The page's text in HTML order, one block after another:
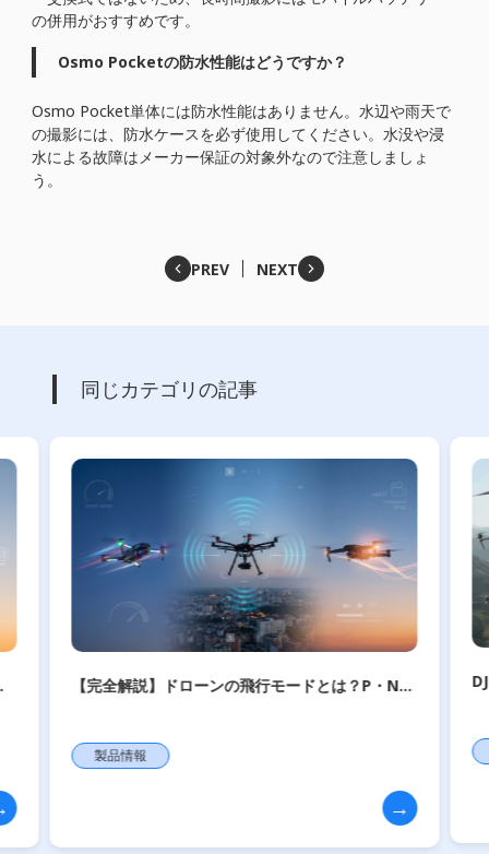
の併用がおすすめです。
Osmo Pocketの防水性能はどうですか？
Osmo Pocket単体には防水性能はありません。水辺や雨天で
の撮影には、防水ケースを必ず使用してください。水没や浸
水による故障はメーカー保証の対象外なので注意しましょ
う。
PREV NEXT
同じカテゴリの記事
・N・
DJIドローンに最適なSDカード完全ガイド｜対応
製品情報